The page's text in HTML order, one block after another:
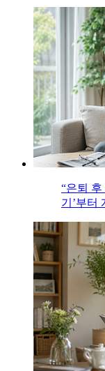
“은퇴 후
기’부터